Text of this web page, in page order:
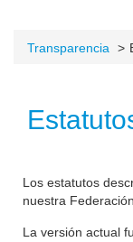
Transparencia
Los estatutos
nuestra Federación.
La versión actual